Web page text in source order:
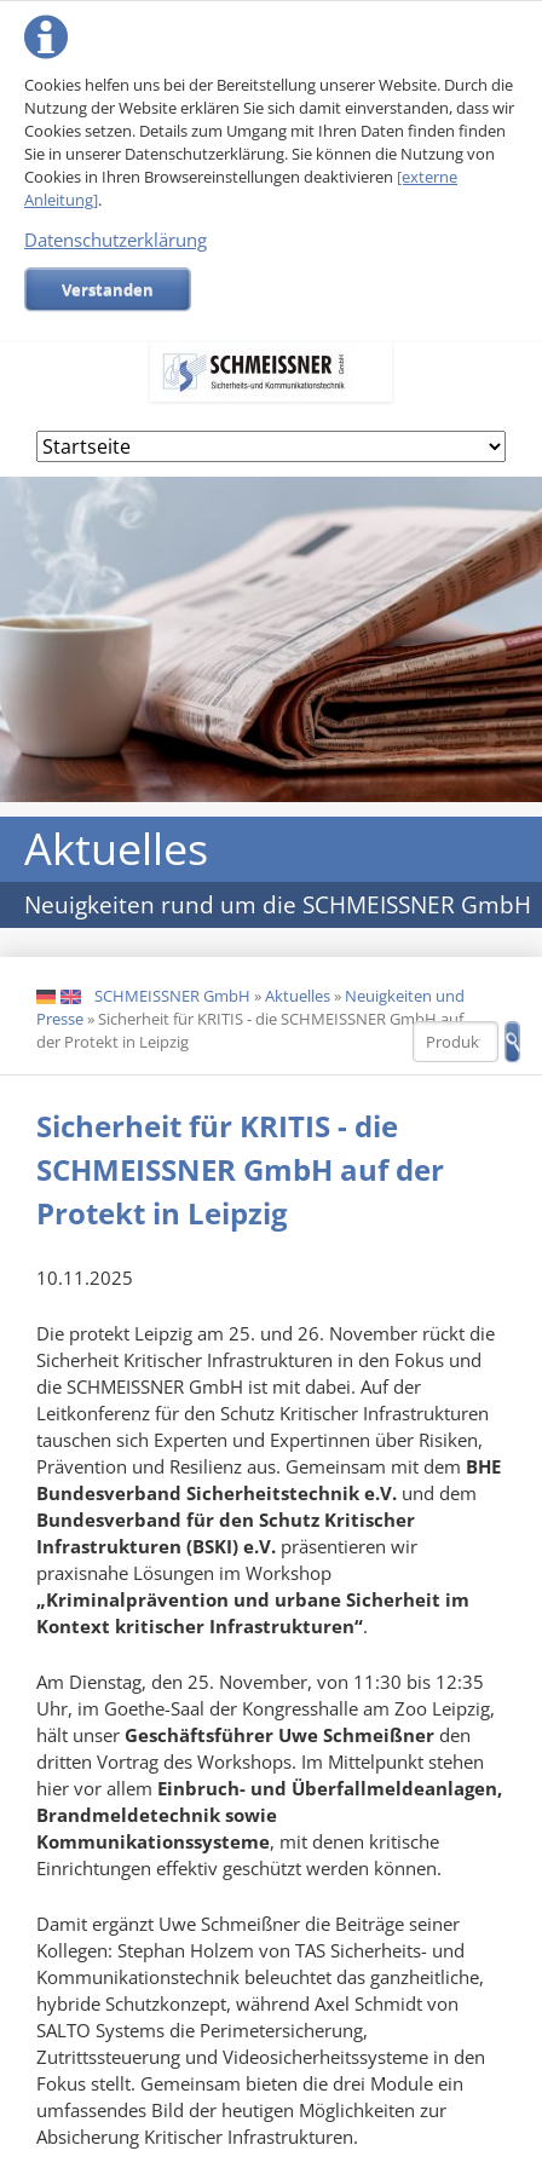
Cookies helfen uns bei der Bereitstellung unserer Website. Durch die
Nutzung der Website erklären Sie sich damit einverstanden, dass wir
Cookies setzen. Details zum Umgang mit Ihren Daten finden finden
Sie in unserer Datenschutzerklärung. Sie können die Nutzung von
Cookies in Ihren Browsereinstellungen deaktivieren [externe
Anleitung].
Datenschutzerklärung
Verstanden
Navigation
überspringen
Aktuelles
Neuigkeiten rund um die SCHMEISSNER GmbH
DE EN SCHMEISSNER GmbH »Aktuelles» Neuigkeiten und
Presse»Sicherheit für KRITIS - die SCHMEISSNER GmbH auf
der Protekt in Leipzig
Sicherheit für KRITIS - die
SCHMEISSNER GmbH auf der
Protekt in Leipzig
10.11.2025
Die protekt Leipzig am 25. und 26. November rückt die
Sicherheit Kritischer Infrastrukturen in den Fokus und
die SCHMEISSNER GmbH ist mit dabei. Auf der
Leitkonferenz für den Schutz Kritischer Infrastrukturen
tauschen sich Experten und Expertinnen über Risiken,
Prävention und Resilienz aus. Gemeinsam mit dem BHE
Bundesverband Sicherheitstechnik e.V.und dem
Bundesverband für den Schutz Kritischer
Infrastrukturen (BSKI) e.V.präsentieren wir
praxisnahe Lösungen im Workshop
„Kriminalprävention und urbane Sicherheit im
Kontext kritischer Infrastrukturen“.
Am Dienstag, den 25. November, von 11:30 bis 12:35
Uhr, im Goethe-Saal der Kongresshalle am Zoo Leipzig,
hält unser Geschäftsführer Uwe Schmeißnerden
dritten Vortrag des Workshops. Im Mittelpunkt stehen
hier vor allem Einbruch- und Überfallmeldeanlagen,
Brandmeldetechnik sowie
Kommunikationssysteme, mit denen kritische
Einrichtungen effektiv geschützt werden können.
Damit ergänzt Uwe Schmeißner die Beiträge seiner
Kollegen: Stephan Holzem von TAS Sicherheits- und
Kommunikationstechnik beleuchtet das ganzheitliche,
hybride Schutzkonzept, während Axel Schmidt von
SALTO Systems die Perimetersicherung,
Zutrittssteuerung und Videosicherheitssysteme in den
Fokus stellt. Gemeinsam bieten die drei Module ein
umfassendes Bild der heutigen Möglichkeiten zur
Absicherung Kritischer Infrastrukturen.